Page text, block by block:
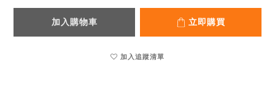
加入購物車 立即購買
加入追蹤清單